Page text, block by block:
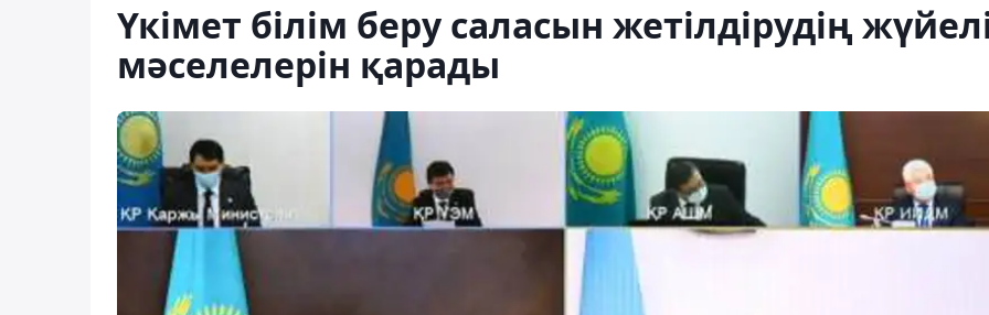
Үкімет білім беру саласын жетілдірудің
мәселелерін қарады